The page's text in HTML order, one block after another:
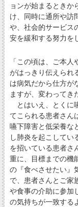
ョンが始まるときか
け、同時に通所や訪
や、社会的サービス
安を緩和する努力を
「この頃は、ご本
がはっきり伝えられ
は病気だから仕方が
ますが、変わってき
とはいえ、とくに
てこられる患者さん
嚥下障害と低栄養な
し肺炎を起こしてい
を招いている患者
重に、目標までの機
の『食べさせたい』
で、患者さんとご家
や食事の介助に参加
の気持ちが一致する